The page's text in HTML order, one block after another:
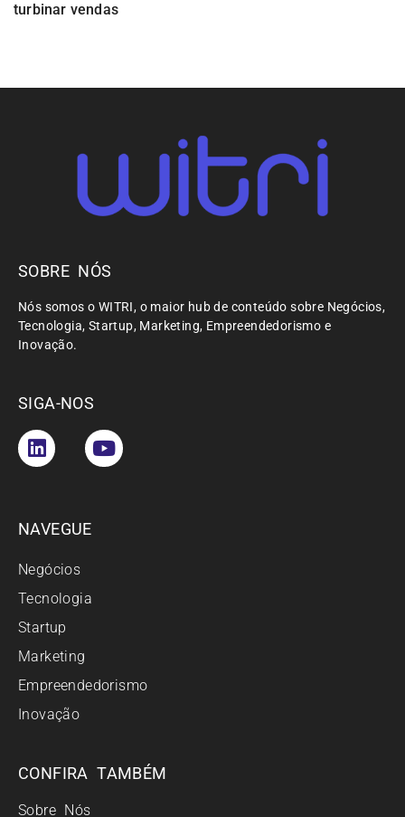
turbinar vendas
SOBRE NÓS
Nós somos o WITRI, o maior hub de conteúdo sobre Negócios,
Tecnologia, Startup, Marketing, Empreendedorismo e
Inovação.
SIGA-NOS
NAVEGUE
Negócios
Tecnologia
Startup
Marketing
Empreendedorismo
Inovação
CONFIRA TAMBÉM
Sobre Nós